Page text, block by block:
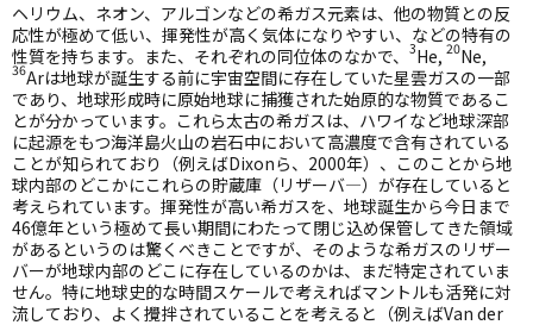
ヘリウム、ネオン、アルゴンなどの希ガス元素は、他の物質との反
応性が極めて低い、揮発性が高く気体になりやすい、などの特有の
性質を持ちます。また、それぞれの同位体のなかで、 3He, 20Ne,
36Arは地球が誕生する前に宇宙空間に存在していた星雲ガスの一部
であり、地球形成時に原始地球に捕獲された始原的な物質であるこ
とが分かっています。これら太古の希ガスは、ハワイなど地球深部
に起源をもつ海洋島火山の岩石中において高濃度で含有されている
ことが知られており（例えばDixonら、 2000年）、このことから地
球内部のどこかにこれらの貯蔵庫（リザーバ―）が存在していると
考えられています。揮発性が高い希ガスを、地球誕生から今日まで
46億年という極めて長い期間にわたって閉じ込め保管してきた領域
があるというのは驚くべきことですが、そのような希ガスのリザー
バーが地球内部のどこに存在しているのかは、まだ特定されていま
せん。特に地球史的な時間スケールで考えればマントルも活発に対
流しており、よく攪拌されていることを考えると（例えばVan der